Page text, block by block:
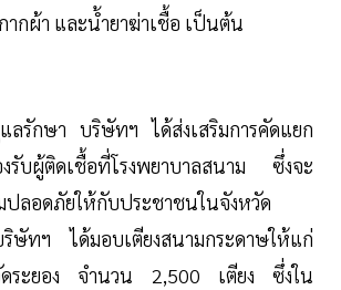
ากผ้า และน้ำยาฆ่าเชื้อ เป็นต้น
ลรักษา บริษัทฯ ได้ส่งเสริมการคัดแยก
งรับผู้ติดเชื้อที่โรงพยาบาลสนาม ซึ่งจะ
ปลอดภัยให้กับประชาชนในจังหวัด
ทฯ ได้มอบเตียงสนามกระดาษให้แก่
ดระยอง จำนวน 2,500 เตียง ซึ่งใน